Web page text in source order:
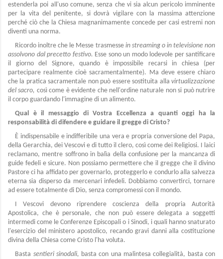
estenderla poi all'uso comune, senza che vi sia alcun pericolo imminente
per la vita del penitente, si dovrà vigilare con la massima attenzione
perché ciò che la Chiesa magnanimamente concede per casi estremi non
diventi una norma.
Ricordo inoltre che le Messe trasmesse in streaming o in televisione non
assolvono dal precetto festivo. Esse sono un modo lodevole per santificare
il giorno del Signore, quando è impossibile recarsi in chiesa (per
partecipare realmente cioè sacramentalmente). Ma deve essere chiaro
che la pratica sacramentale non può essere sostituita alla virtualizzazione
del sacro, così come è evidente che nell'ordine naturale non si può nutrire
il corpo guardando l'immagine di un alimento.
Qual è il messaggio di Vostra Eccellenza a quanti oggi ha la
responsabilità di difendere e guidare il gregge di Cristo?
È indispensabile e indifferibile una vera e propria conversione del Papa,
della Gerarchia, dei Vescovi e di tutto il clero, così come dei Religiosi. I laici
reclamano, mentre soffrono in balìa della confusione per la mancanza di
guide fedeli e sicure. Non possiamo permettere che il gregge che il divino
Pastore ci ha affidato per governarlo, proteggerlo e condurlo alla salvezza
eterna sia disperso da mercenari infedeli. Dobbiamo convertirci, tornare
ad essere totalmente di Dio, senza compromessi con il mondo.
I Vescovi devono riprendere coscienza della propria Autorità
Apostolica, che è personale, che non può essere delegata a soggetti
intermedi come le Conferenze Episcopali o i Sinodi, i quali hanno snaturato
l'esercizio del ministero apostolico, recando gravi danni alla costituzione
divina della Chiesa come Cristo l'ha voluta.
Basta sentieri sinodali, basta con una malintesa collegialità, basta con